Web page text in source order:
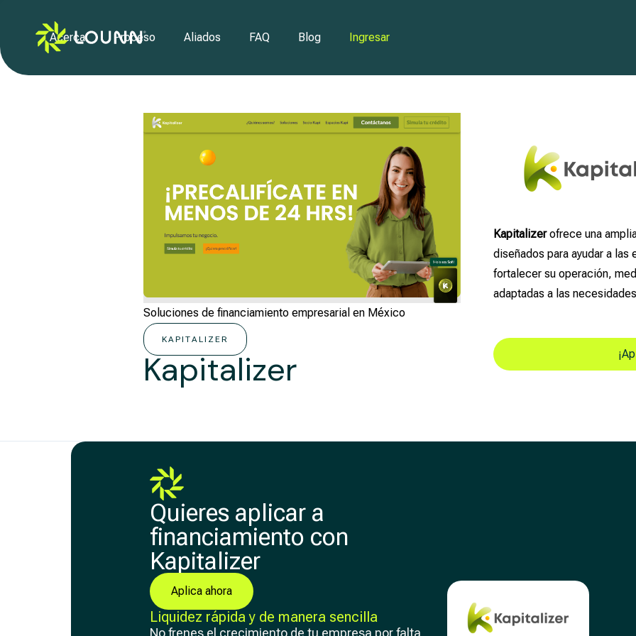
Acerca Proceso Aliados FAQ Blog Ingresar
Soluciones de financiamiento empresarial en México
KAPITALIZER
Kapitalizer
Kapitalizerofrece una
diseñados para ayudar a
fortalecer su operación,
adaptadas a las
Quieres aplicar a
financiamiento con
Kapitalizer
Aplica ahora
Liquidez rápida y de manera sencilla
No frenes el crecimiento de tu empresa por falta